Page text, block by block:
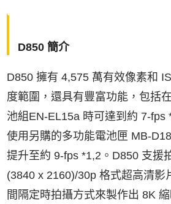
D850 簡介
D850 擁有 4,575 萬有效像素和
度範圍，還具有豐富功能，包括
池組EN-EL15a 時可達到約 7-fps
使用另購的多功能電池匣 MB-
提升至約 9-fps *1,2。D850 支援
(3840 x 2160)/30p 格式超高清影
間隔定時拍攝方式來製作出 8K